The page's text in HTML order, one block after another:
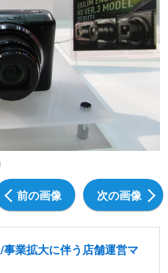
前の画像 次の画像
業拡大に伴う店舗運営マ